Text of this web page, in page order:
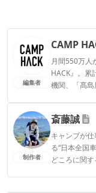
編集者
CAMP
月間550万人
HACK』。累
機関、「髙
CAMP
制作者
斎藤誠
キャンプが
る“日本全国
どころに関